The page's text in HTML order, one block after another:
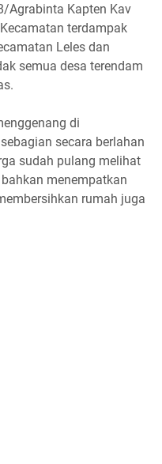
Agrabinta Kapten Kav
terdampak
Leles dan
semua desa terendam
di
secara berlahan
sudah pulang melihat
menempatkan
rumah juga